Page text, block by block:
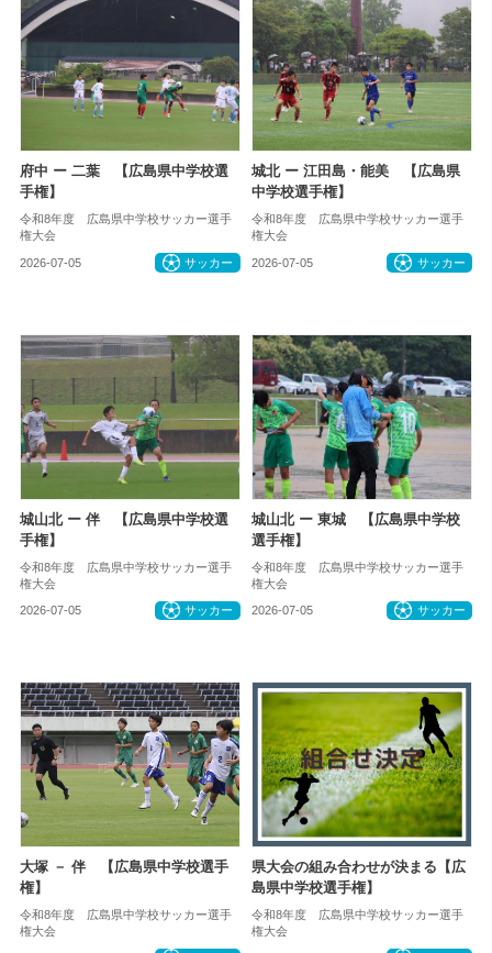
府中 ー 二葉 【広島県中学校選
手権】
令和8年度 広島県中学校サッカー選手
権大会
2026-07-05 サッカー
城北 ー 江田島・能美 【広島県
中学校選手権】
令和8年度 広島県中学校サッカー選手
権大会
2026-07-05 サッカー
城山北 ー 伴 【広島県中学校選
手権】
令和8年度 広島県中学校サッカー選手
権大会
2026-07-05 サッカー
城山北 ー 東城 【広島県中学校
選手権】
令和8年度 広島県中学校サッカー選手
権大会
2026-07-05 サッカー
大塚 － 伴 【広島県中学校選手
権】
令和8年度 広島県中学校サッカー選手
権大会
県大会の組み合わせが決まる【広
島県中学校選手権】
令和8年度 広島県中学校サッカー選手
権大会